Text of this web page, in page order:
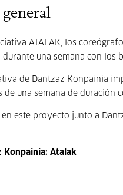
ATALAK, los
una semana con los
de Dantzaz Konpainia
de una semana de duración
en este proyecto junto a
Konpainia: Atalak